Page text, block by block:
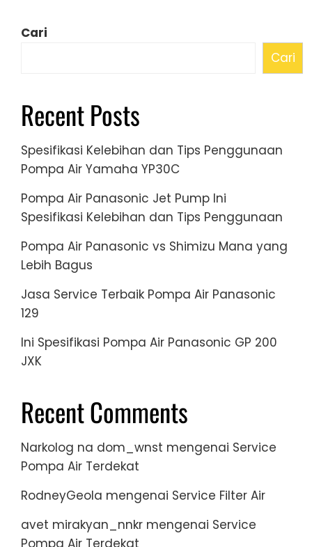
Cari
Cari
Recent Posts
Spesifikasi Kelebihan dan Tips Penggunaan
Pompa Air Yamaha YP30C
Pompa Air Panasonic Jet Pump Ini
Spesifikasi Kelebihan dan Tips Penggunaan
Pompa Air Panasonic vs Shimizu Mana yang
Lebih Bagus
Jasa Service Terbaik Pompa Air Panasonic
129
Ini Spesifikasi Pompa Air Panasonic GP 200
JXK
Recent Comments
Narkolog na dom_wnst mengenai Service
Pompa Air Terdekat
RodneyGeola mengenai Service Filter Air
avet mirakyan_nnkr mengenai Service